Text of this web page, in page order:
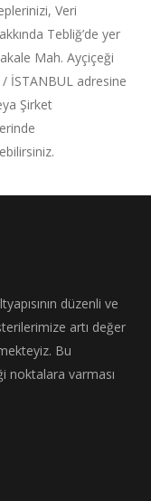
Veri
Tebliğ’de yer
Mah. Ayçiçeği
İSTANBUL adresine
Şirket
düzenli ve
artı değer
Bu
noktalara varması